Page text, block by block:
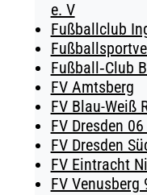
e. V
Fußballclub
Fußball‑Club
FV Amtsberg
FV Blau-Weiß
FV Dresden
FV Dresden
FV Eintracht
FV Venusberg